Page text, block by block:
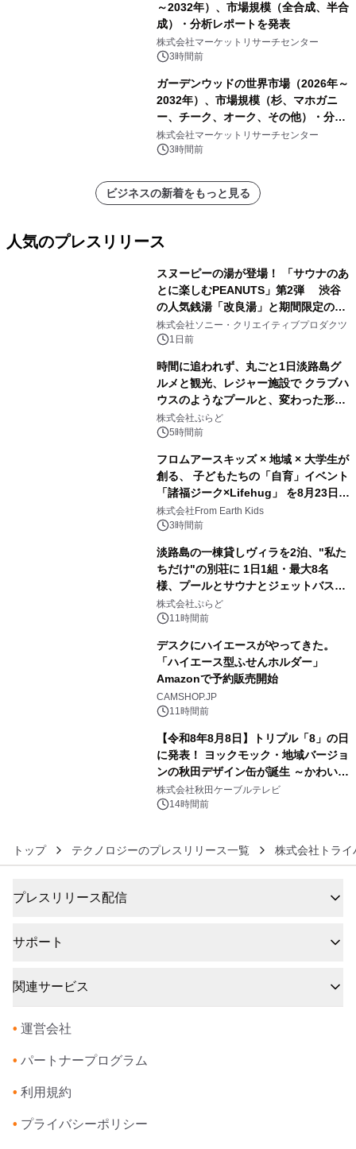
～2032年）、市場規模（全合成、半合
成）・分析レポートを発表
株式会社マーケットリサーチセンター
3時間前
ガーデンウッドの世界市場（2026年～
2032年）、市場規模（杉、マホガニ
ー、チーク、オーク、その他）・分析
レポートを発表
株式会社マーケットリサーチセンター
3時間前
ビジネスの新着をもっと見る
人気のプレスリリース
スヌーピーの湯が登場！ 「サウナのあ
とに楽しむPEANUTS」第2弾 渋谷
の人気銭湯「改良湯」と期間限定のコ
ラボレーション サウナイキタイコラ
ボグッズも発売決定！
株式会社ソニー・クリエイティブプロダクツ
1日前
時間に追われず、丸ごと1日淡路島グ
ルメと観光、レジャー施設で クラブハ
ウスのようなプールと、変わった形の
サウナも 「THE BOXY AWAJI」のお
得な素泊まり連泊プランで
株式会社ぷらど
5時間前
フロムアースキッズ × 地域 × 大学生が
創る、 子どもたちの「自育」イベント
「諸福ジーク×Lifehug」 を8月23日
(日)開催
株式会社From Earth Kids
3時間前
淡路島の一棟貸しヴィラを2泊、"私た
ちだけ"の別荘に 1日1組・最大8名
様、プールとサウナとジェットバス付
きで Villa Mon Temps AWAJIの連泊
素泊りプラン
株式会社ぷらど
11時間前
デスクにハイエースがやってきた。
「ハイエース型ふせんホルダー」
Amazonで予約販売開始
CAMSHOP.JP
11時間前
【令和8年8月8日】トリプル「8」の日
に発表！ ヨックモック・地域バージョ
ンの秋田デザイン缶が誕生 ～かわいい
秋田犬の子犬と秋田の四季と名所を巡
るパッケージ～ 9月1日(火)秋田県内で
株式会社秋田ケーブルテレビ
14時間前
トップ テクノロジーのプレスリリース一覧 株式会社トライ
プレスリリース配信
サポート
関連サービス
• 運営会社
• パートナープログラム
• 利用規約
• プライバシーポリシー